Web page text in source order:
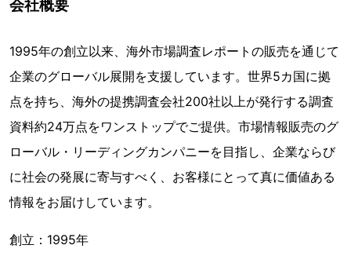
会社概要
1995年の創立以来、海外市場調査レポートの販売を通じて
企業のグローバル展開を支援しています。世界5カ国に拠
点を持ち、海外の提携調査会社200社以上が発行する調査
資料約24万点をワンストップでご提供。市場情報販売のグ
ローバル・リーディングカンパニーを目指し、企業ならび
に社会の発展に寄与すべく、お客様にとって真に価値ある
情報をお届けしています。
創立：1995年